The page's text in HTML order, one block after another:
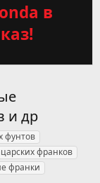
в
и др
фунтов
франков
франки